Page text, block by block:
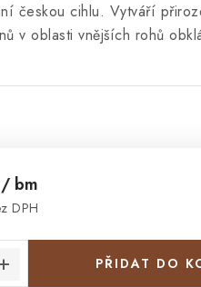
českou cihlu. Vytváří
v oblasti vnějších rohů
/ bm
DPH
PŘIDAT DO